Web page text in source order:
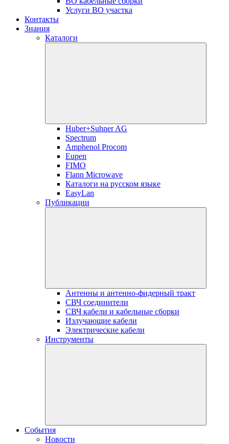
Услуги ВО участка
Контакты
Знания
Каталоги
Huber+Suhner AG
Spectrum
Amphenol Procom
Eupen
FIMO
Flann Microwave
Каталоги на русском языке
EasyLan
Публикации
Антенны и антенно-фидерный тракт
СВЧ соединители
СВЧ кабели и кабельные сборки
Излучающие кабели
Электрические кабели
Инструменты
События
Новости